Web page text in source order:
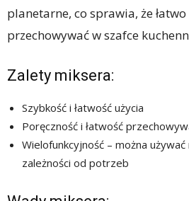
planetarne, co sprawia, że
przechowywać w szafce
Zalety miksera:
Szybkość i łatwość użycia
Poręczność i łatwość
Wielofunkcyjność – można
zależności od potrzeb